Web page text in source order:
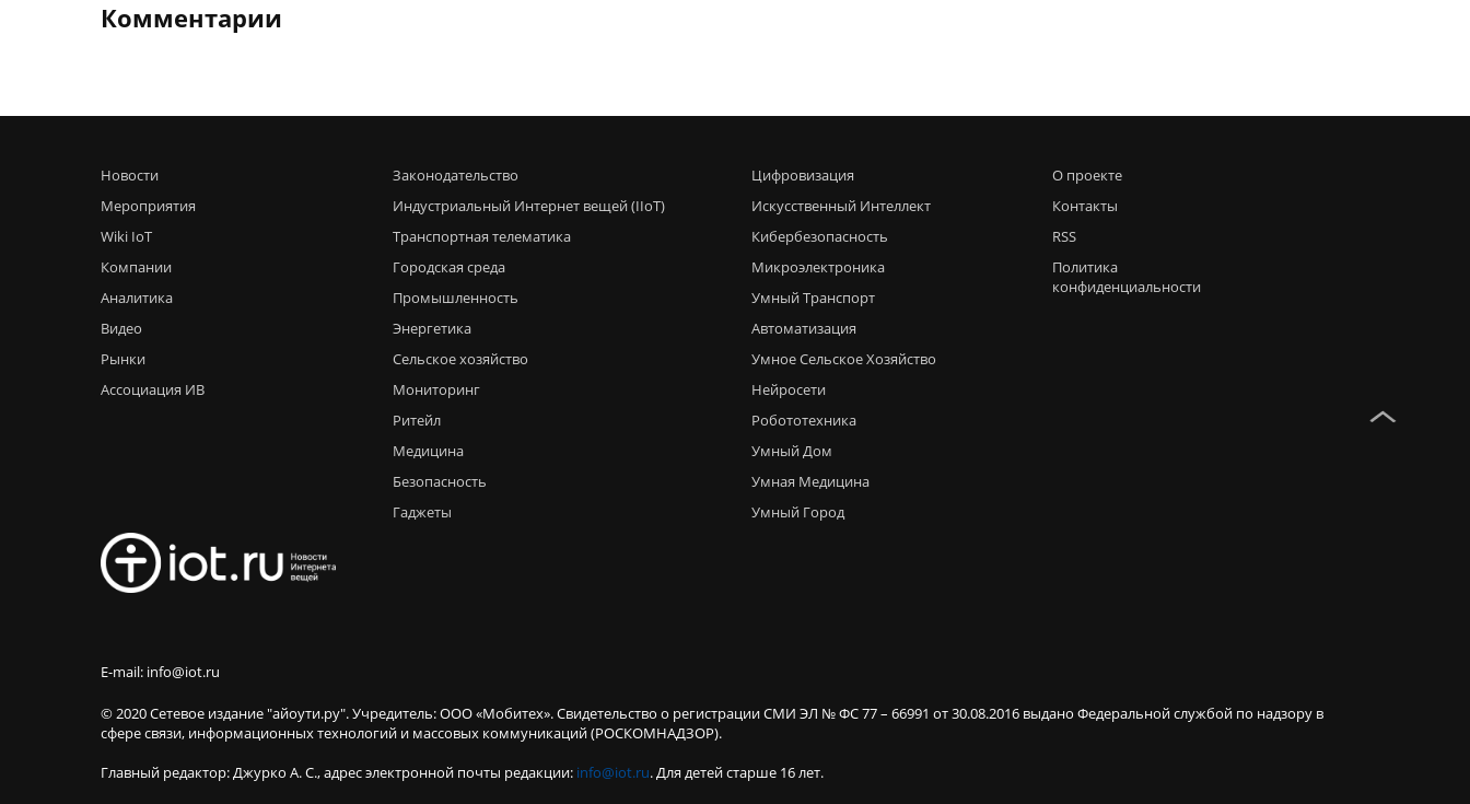
Комментарии
Новости
Мероприятия
Wiki IoT
Компании
Аналитика
Видео
Рынки
Ассоциация ИВ
Законодательство
Индустриальный Интернет вещей (IIoT)
Транспортная телематика
Городская среда
Промышленность
Энергетика
Сельское хозяйство
Мониторинг
Ритейл
Медицина
Безопасность
Гаджеты
Цифровизация
Искусственный Интеллект
Кибербезопасность
Микроэлектроника
Умный Транспорт
Автоматизация
Умное Сельское Хозяйство
Нейросети
Робототехника
Умный Дом
Умная Медицина
Умный Город
О проекте
Контакты
RSS
Политика
конфиденциальности
E-mail: info@iot.ru
© 2020 Сетевое издание "айоути.ру". Учредитель: ООО «Мобитех». Свидетельство о регистрации СМИ ЭЛ № ФС 77 – 66991 от 30.08.2016 выдано Федеральной службой по надзору в
сфере связи, информационных технологий и массовых коммуникаций (РОСКОМНАДЗОР).
Главный редактор: Джурко А. С., адрес электронной почты редакции: info@iot.ru. Для детей старше 16 лет.